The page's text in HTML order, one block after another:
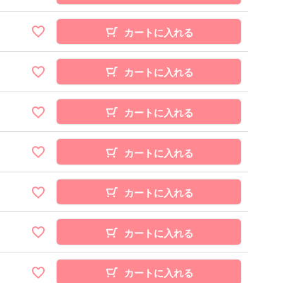
カートに入れる
カートに入れる
カートに入れる
カートに入れる
カートに入れる
カートに入れる
カートに入れる